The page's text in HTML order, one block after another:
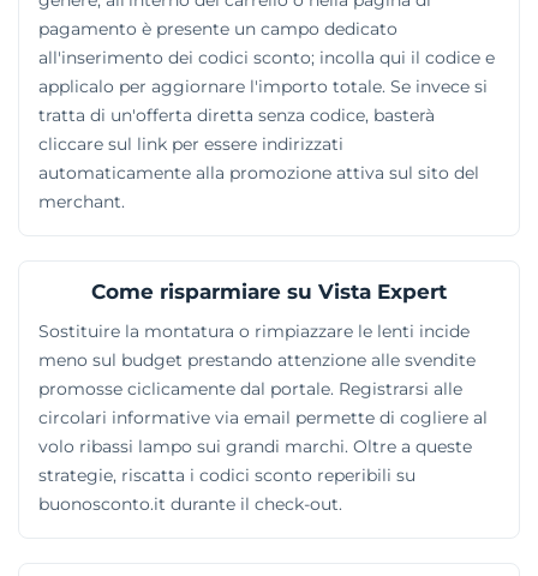
pagamento è presente un campo dedicato
all'inserimento dei codici sconto; incolla qui il codice e
applicalo per aggiornare l'importo totale. Se invece si
tratta di un'offerta diretta senza codice, basterà
cliccare sul link per essere indirizzati
automaticamente alla promozione attiva sul sito del
merchant.
Come risparmiare su Vista Expert
Sostituire la montatura o rimpiazzare le lenti incide
meno sul budget prestando attenzione alle svendite
promosse ciclicamente dal portale. Registrarsi alle
circolari informative via email permette di cogliere al
volo ribassi lampo sui grandi marchi. Oltre a queste
strategie, riscatta i codici sconto reperibili su
buonosconto.it durante il check-out.